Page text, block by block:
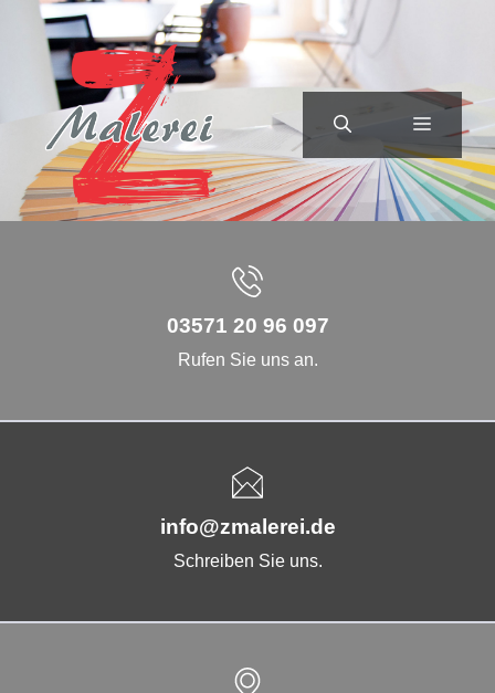
Zum
Inhalt
springen
MENÜ
03571 20 96 097
Rufen Sie uns an.
info@zmalerei.de
Schreiben Sie uns.